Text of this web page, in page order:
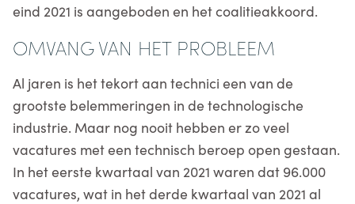
eind 2021 is aangeboden en het coalitieakkoord.
OMVANG VAN HET PROBLEEM
Al jaren is het tekort aan technici een van de
grootste belemmeringen in de technologische
industrie. Maar nog nooit hebben er zo veel
vacatures met een technisch beroep open gestaan.
In het eerste kwartaal van 2021 waren dat 96.000
vacatures, wat in het derde kwartaal van 2021 al